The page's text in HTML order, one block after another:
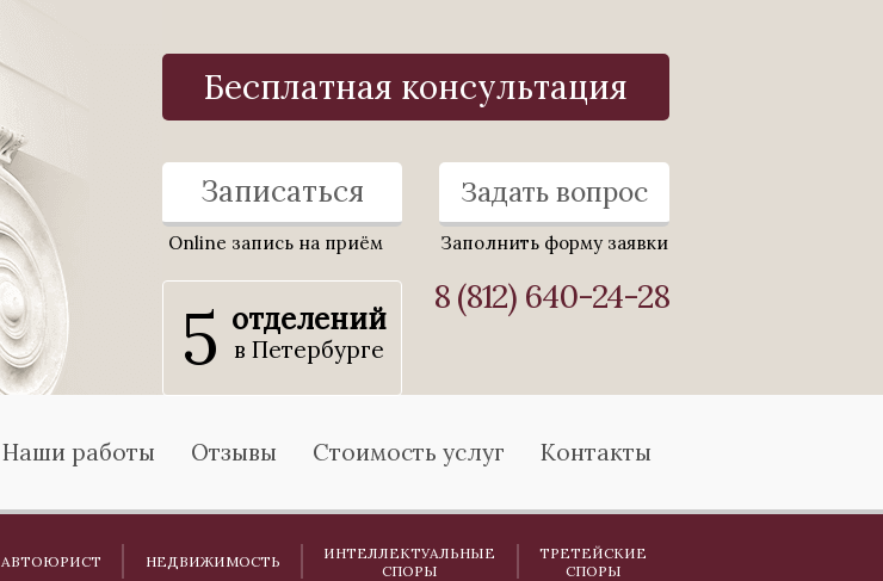
Бесплатная консультация
Записаться
Online запись на приём
Задать вопрос
Заполнить форму заявки
5 отделений
в Петербурге
8 (812) 640-24-28
Наши работы Отзывы Стоимость услуг Контакты
АВТОЮРИСТ НЕДВИЖИМОСТЬ
ИНТЕЛЛЕКТУАЛЬНЫЕ
СПОРЫ
ТРЕТЕЙСКИЕ
СПОРЫ